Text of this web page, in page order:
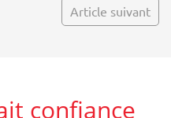
Article suivant
confiance